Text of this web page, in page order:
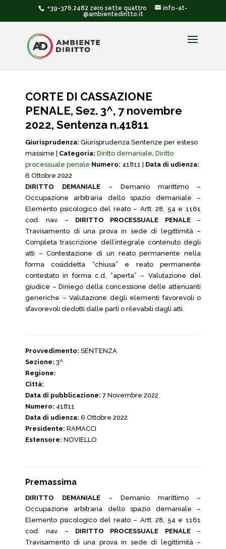
+39-376.2482 zero sette quattro
info-at-
@ambientediritto.it
CORTE DI CASSAZIONE
PENALE, Sez. 3^, 7 novembre
2022, Sentenza n.41811
Giurisprudenza: Giurisprudenza Sentenze per esteso
massime | Categoria: Diritto demaniale, Diritto
processuale penale Numero: 41811 | Data di udienza:
6 Ottobre 2022
DIRITTO DEMANIALE – Demanio marittimo –
Occupazione arbitraria dello spazio demaniale –
Elemento psicologico del reato – Artt. 28, 54 e 1161
cod. nav. – DIRITTO PROCESSUALE PENALE–
Travisamento di una prova in sede di legittimità –
Completa trascrizione dell’integrale contenuto degli
atti – Contestazione di un reato permanente nella
forma cosiddetta “chiusa” e reato permanente
contestato in forma c.d. “aperta” – Valutazione del
giudice – Diniego della concessione delle attenuanti
generiche – Valutazione degli elementi favorevoli o
sfavorevoli dedotti dalle parti o rilevabili dagli atti.
Provvedimento: SENTENZA
Sezione: 3^
Regione:
Città:
Data di pubblicazione: 7 Novembre 2022
Numero: 41811
Data di udienza: 6 Ottobre 2022
Presidente: RAMACCI
Estensore: NOVIELLO
Premassima
DIRITTO DEMANIALE – Demanio marittimo –
Occupazione arbitraria dello spazio demaniale –
Elemento psicologico del reato – Artt. 28, 54 e 1161
cod. nav. – DIRITTO PROCESSUALE PENALE–
Travisamento di una prova in sede di legittimità –